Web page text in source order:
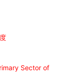
Sector of